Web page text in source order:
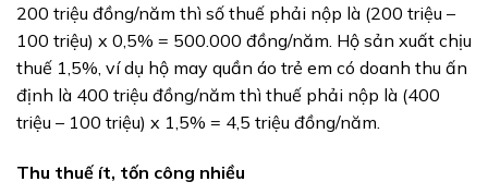
200 triệu đồng/năm thì số thuế phải nộp là (200 triệu –
100 triệu) x 0,5% = 500.000 đồng/năm. Hộ sản xuất chịu
thuế 1,5%, ví dụ hộ may quần áo trẻ em có doanh thu ấn
định là 400 triệu đồng/năm thì thuế phải nộp là (400
triệu – 100 triệu) x 1,5% = 4,5 triệu đồng/năm.
Thu thuế ít, tốn công nhiều